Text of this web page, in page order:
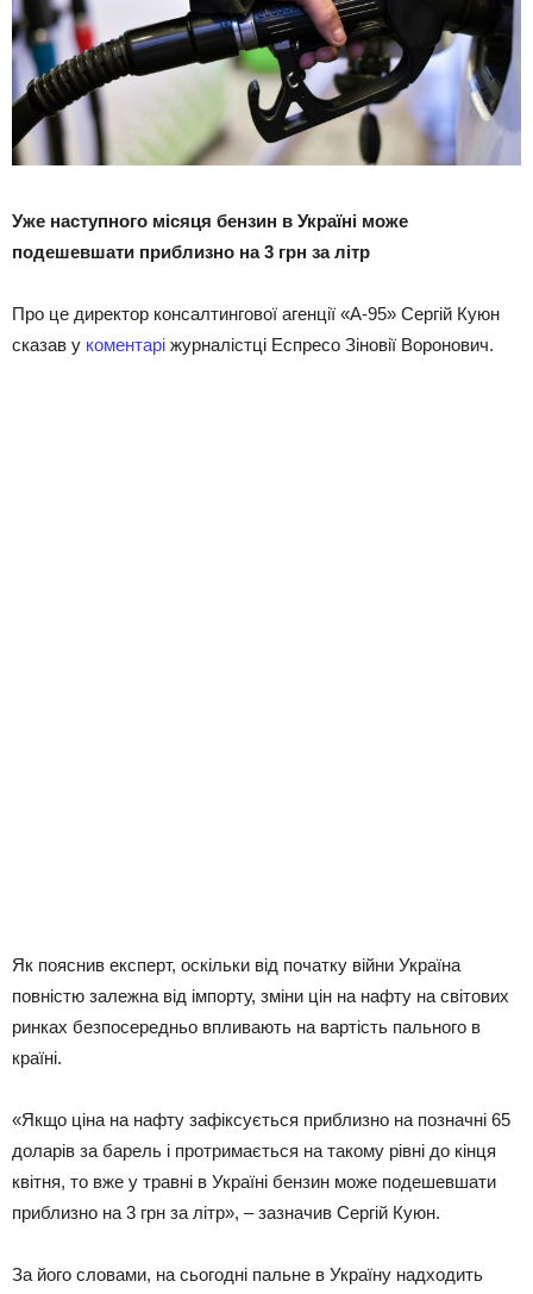
Уже наступного місяця бензин в Україні може
подешевшати приблизно на 3 грн за літр
Про це директор консалтингової агенції «А-95» Сергій Куюн
сказав у коментарі журналістці Еспресо Зіновії Воронович.
Як пояснив експерт, оскільки від початку війни Україна
повністю залежна від імпорту, зміни цін на нафту на світових
ринках безпосередньо впливають на вартість пального в
країні.
«Якщо ціна на нафту зафіксується приблизно на позначні 65
доларів за барель і протримається на такому рівні до кінця
квітня, то вже у травні в Україні бензин може подешевшати
приблизно на 3 грн за літр», – зазначив Сергій Куюн.
За його словами, на сьогодні пальне в Україну надходить